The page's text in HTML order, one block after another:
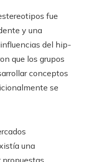
fue
y una
del hip-
que los grupos
conceptos
se
una
propuestas